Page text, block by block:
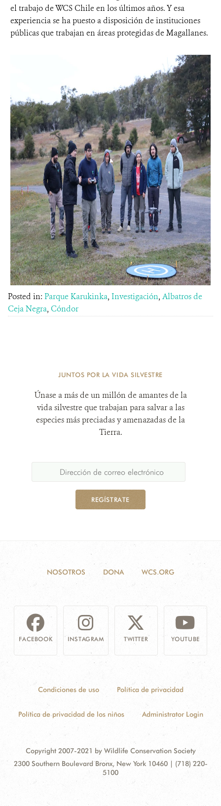
el trabajo de WCS Chile en los últimos años. Y esa
experiencia se ha puesto a disposición de instituciones
públicas que trabajan en áreas protegidas de Magallanes.
Posted in: Parque Karukinka, Investigación, Albatros de
Ceja Negra, Cóndor
JUNTOS POR LA VIDA SILVESTRE
Únase a más de un millón de amantes de la
vida silvestre que trabajan para salvar a las
especies más preciadas y amenazadas de la
Tierra.
REGÍSTRATE
NOSOTROS DONA WCS.ORG
FACEBOOK INSTAGRAM TWITTER YOUTUBE
Condiciones de uso Política de privacidad
Política de privacidad de los niños Administrator Login
Copyright 2007-2021 by Wildlife Conservation Society
Contact
Address:
2300 Southern Boulevard Bronx, New York 10460 | (718) 220-
5100